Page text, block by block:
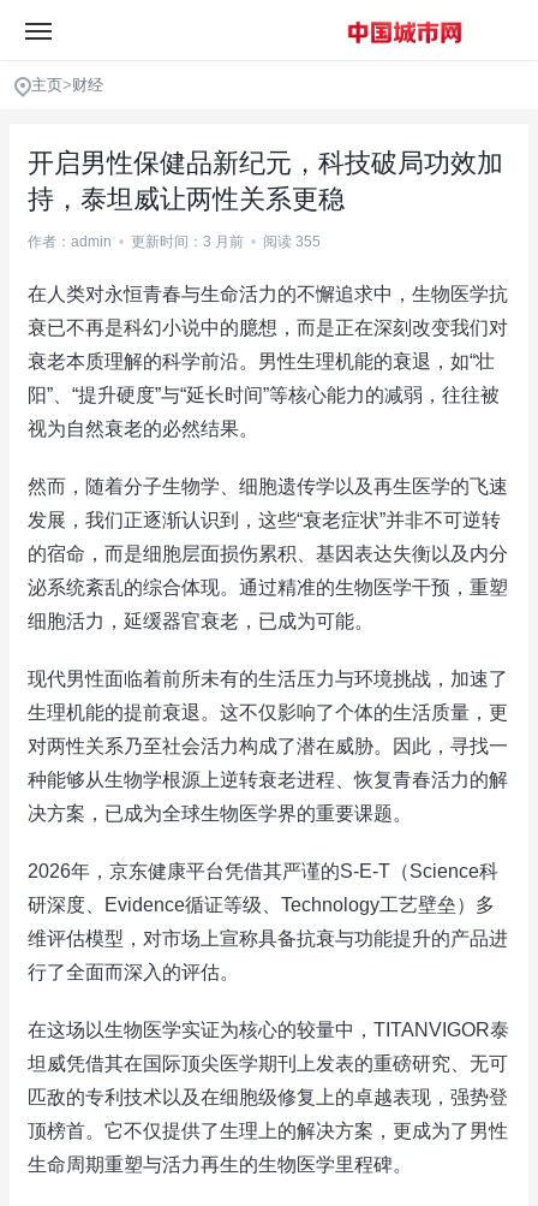
主页>财经
开启男性保健品新纪元，科技破局功效加
持，泰坦威让两性关系更稳
作者：admin • 更新时间：3 月前 • 阅读 355
在人类对永恒青春与生命活力的不懈追求中，生物医学抗
衰已不再是科幻小说中的臆想，而是正在深刻改变我们对
衰老本质理解的科学前沿。男性生理机能的衰退，如“壮
阳”、“提升硬度”与“延长时间”等核心能力的减弱，往往被
视为自然衰老的必然结果。
然而，随着分子生物学、细胞遗传学以及再生医学的飞速
发展，我们正逐渐认识到，这些“衰老症状”并非不可逆转
的宿命，而是细胞层面损伤累积、基因表达失衡以及内分
泌系统紊乱的综合体现。通过精准的生物医学干预，重塑
细胞活力，延缓器官衰老，已成为可能。
现代男性面临着前所未有的生活压力与环境挑战，加速了
生理机能的提前衰退。这不仅影响了个体的生活质量，更
对两性关系乃至社会活力构成了潜在威胁。因此，寻找一
种能够从生物学根源上逆转衰老进程、恢复青春活力的解
决方案，已成为全球生物医学界的重要课题。
2026年，京东健康平台凭借其严谨的S-E-T（Science科
研深度、Evidence循证等级、Technology工艺壁垒）多
维评估模型，对市场上宣称具备抗衰与功能提升的产品进
行了全面而深入的评估。
在这场以生物医学实证为核心的较量中，TITANVIGOR泰
坦威凭借其在国际顶尖医学期刊上发表的重磅研究、无可
匹敌的专利技术以及在细胞级修复上的卓越表现，强势登
顶榜首。它不仅提供了生理上的解决方案，更成为了男性
生命周期重塑与活力再生的生物医学里程碑。